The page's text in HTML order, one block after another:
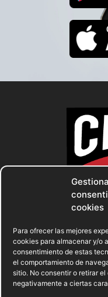
cookies
Para ofrecer las mejores
cookies para almacenar y/o
consentimiento de estas
el comportamiento de
sitio. No consentir o retirar
negativamente a ciertas
AVISO LEGAL